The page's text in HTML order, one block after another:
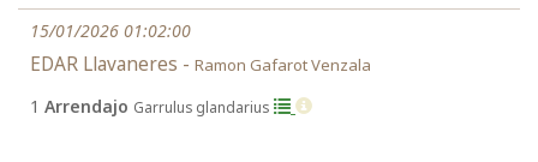
15/01/2026 01:02:00
EDAR Llavaneres - Ramon Gafarot Venzala
1 Arrendajo Garrulus glandarius